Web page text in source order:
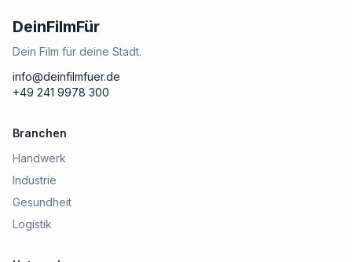
DeinFilmFür
Dein Film für deine Stadt.
info@deinfilmfuer.de
+49 241 9978 300
Branchen
Handwerk
Industrie
Gesundheit
Logistik